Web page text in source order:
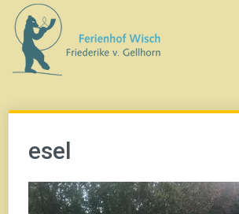
Direkt
zum
Inhalt
esel